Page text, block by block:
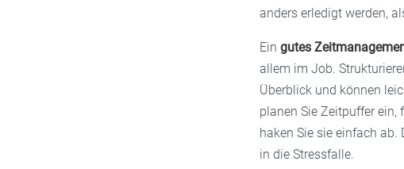
anders erledigt werden,
Ein gutes
allem im Job.
Überblick und können
planen Sie Zeitpuffer
haken Sie sie einfach
in die Stressfalle.